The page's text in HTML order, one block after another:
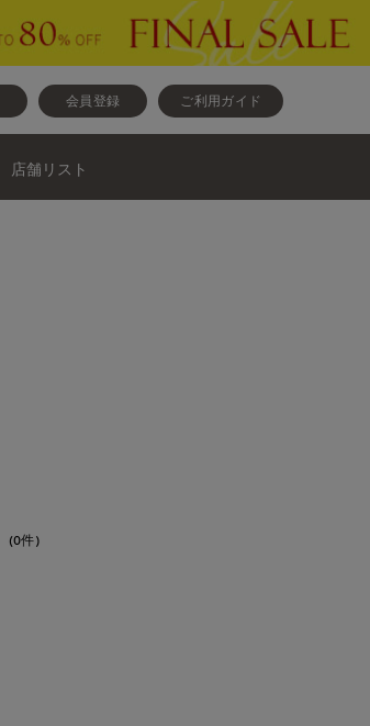
会員登録 ご利用ガイド
店舗リスト
(0件)